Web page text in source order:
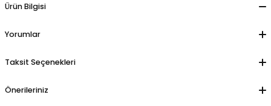
Ürün Bilgisi
Yorumlar
Taksit Seçenekleri
Önerileriniz